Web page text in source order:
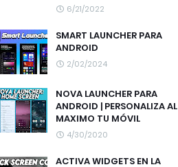
6/21/2022
SMART LAUNCHER PARA
ANDROID
2/02/2024
NOVA LAUNCHER PARA
ANDROID | PERSONALIZA AL
MAXIMO TU MÓVIL
4/30/2020
ACTIVA WIDGETS EN LA